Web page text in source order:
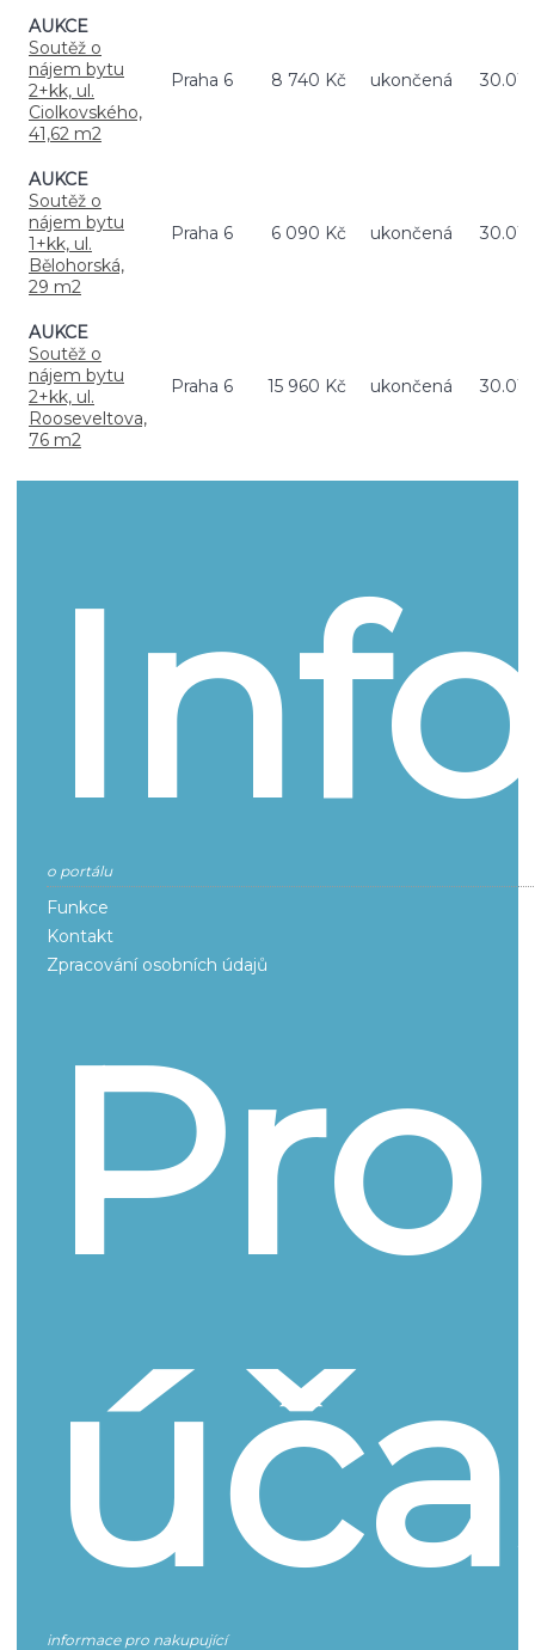
AUKCE
Soutěž o
nájem bytu
2+kk, ul.
Ciolkovského,
41,62 m2
Praha 6 8 740 Kč ukončená
AUKCE
Soutěž o
nájem bytu
1+kk, ul.
Bělohorská,
29 m2
Praha 6 6 090 Kč ukončená
AUKCE
Soutěž o
nájem bytu
2+kk, ul.
Rooseveltova,
76 m2
Praha 6 15 960 Kč ukončená
o portálu
Funkce
Kontakt
Zpracování osobních údajů
Pro
informace pro nakupující